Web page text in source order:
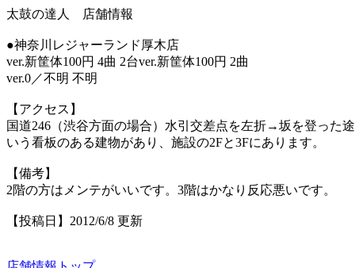
太鼓の達人 店舗情報
●神奈川レジャーランド厚木店
ver.新筐体100円 4曲 2台ver.新筐体100円 2曲
ver.0／不明 不明
【アクセス】
国道246（渋谷方面の場合）水引交差点を左折→坂を登った
いう看板のある建物があり、施設の2Fと3Fにあります。
【備考】
2階の方はメンテがいいです。3階はかなり反応悪いです。
【投稿日】2012/6/8 更新